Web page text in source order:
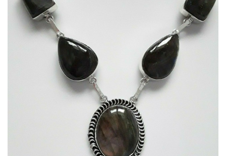
Dans mon panier
APERÇU RAPIDE